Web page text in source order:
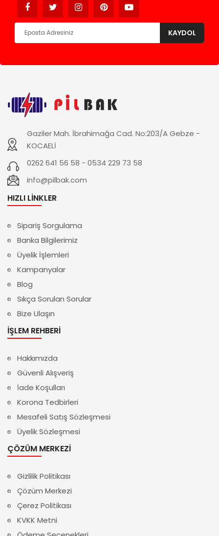
KAYDOL
Gaziler Mah. İbrahimağa Cad. No:203/A Gebze -
KOCAELİ
0262 641 56 58 - 0534 229 73 58
info@pilbak.com
HIZLI LINKLER
Sipariş Sorgulama
Banka Bilgilerimiz
Üyelik İşlemleri
Kampanyalar
Blog
Sıkça Sorulan Sorular
Bize Ulaşın
İŞLEM REHBERI
Hakkımızda
Güvenli Alışveriş
İade Koşulları
Korona Tedbirleri
Mesafeli Satış Sözleşmesi
Üyelik Sözleşmesi
ÇÖZÜM MERKEZI
Gizlilik Politikası
Çözüm Merkezi
Çerez Politikası
KVKK Metni